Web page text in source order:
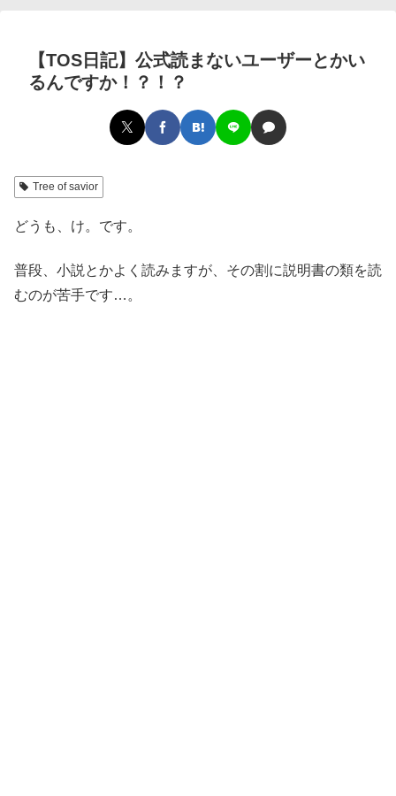
【TOS日記】公式読まないユーザーとかい
るんですか！？！？
Tree of savior
どうも、け。です。
普段、小説とかよく読みますが、その割に説明書の類を読
むのが苦手です…。